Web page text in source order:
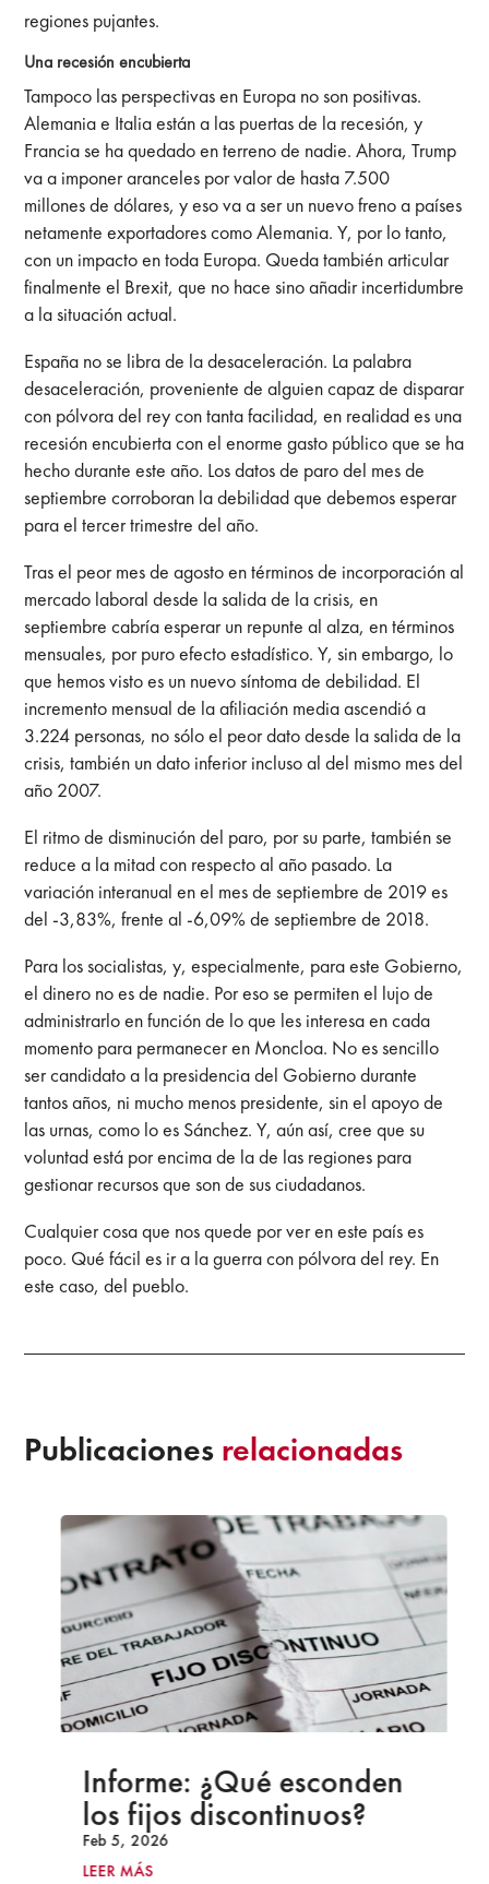
regiones pujantes.
Una recesión encubierta
Tampoco las perspectivas en Europa no son positivas.
Alemania e Italia están a las puertas de la recesión, y
Francia se ha quedado en terreno de nadie. Ahora, Trump
va a imponer aranceles por valor de hasta 7.500
millones de dólares, y eso va a ser un nuevo freno a países
netamente exportadores como Alemania. Y, por lo tanto,
con un impacto en toda Europa. Queda también articular
finalmente el Brexit, que no hace sino añadir incertidumbre
a la situación actual.
España no se libra de la desaceleración. La palabra
desaceleración, proveniente de alguien capaz de disparar
con pólvora del rey con tanta facilidad, en realidad es una
recesión encubierta con el enorme gasto público que se ha
hecho durante este año. Los datos de paro del mes de
septiembre corroboran la debilidad que debemos esperar
para el tercer trimestre del año.
Tras el peor mes de agosto en términos de incorporación al
mercado laboral desde la salida de la crisis, en
septiembre cabría esperar un repunte al alza, en términos
mensuales, por puro efecto estadístico. Y, sin embargo, lo
que hemos visto es un nuevo síntoma de debilidad. El
incremento mensual de la afiliación media ascendió a
3.224 personas, no sólo el peor dato desde la salida de la
crisis, también un dato inferior incluso al del mismo mes del
año 2007.
El ritmo de disminución del paro, por su parte, también se
reduce a la mitad con respecto al año pasado. La
variación interanual en el mes de septiembre de 2019 es
del -3,83%, frente al -6,09% de septiembre de 2018.
Para los socialistas, y, especialmente, para este Gobierno,
el dinero no es de nadie. Por eso se permiten el lujo de
administrarlo en función de lo que les interesa en cada
momento para permanecer en Moncloa. No es sencillo
ser candidato a la presidencia del Gobierno durante
tantos años, ni mucho menos presidente, sin el apoyo de
las urnas, como lo es Sánchez. Y, aún así, cree que su
voluntad está por encima de la de las regiones para
gestionar recursos que son de sus ciudadanos.
Cualquier cosa que nos quede por ver en este país es
poco. Qué fácil es ir a la guerra con pólvora del rey. En
este caso, del pueblo.
Publicaciones relacionadas
Informe: ¿Qué esconden
los fijos discontinuos?
Feb 5, 2026
LEER MÁS